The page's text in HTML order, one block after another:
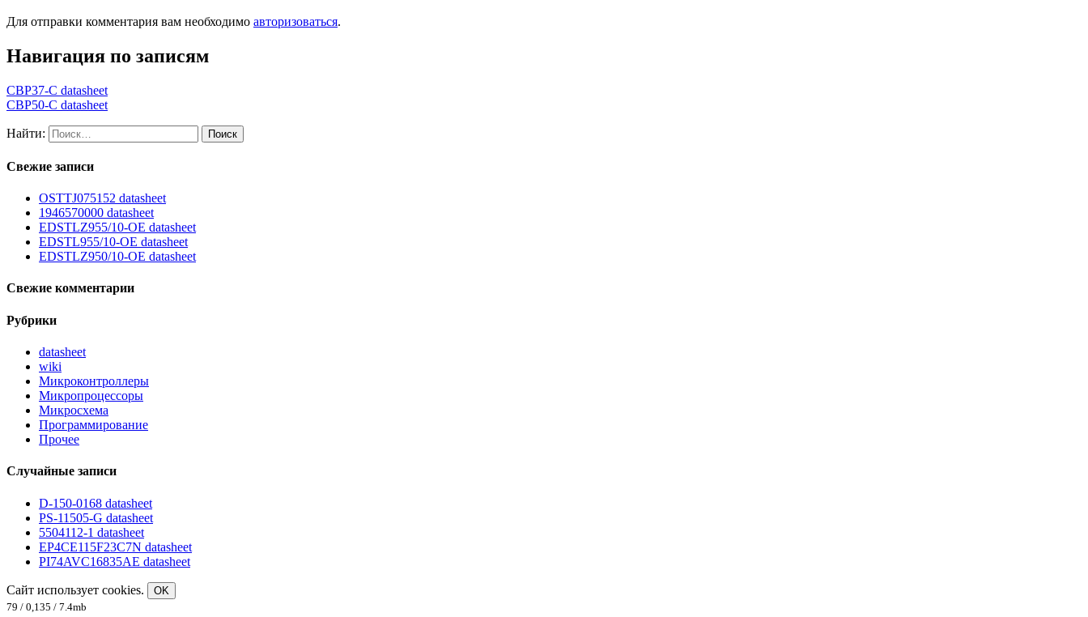
Для отправки комментария вам необходимо авторизоваться.
Навигация по записям
CBP37-C datasheet
CBP50-C datasheet
Найти:
Свежие записи
OSTTJ075152 datasheet
1946570000 datasheet
EDSTLZ955/10-OE datasheet
EDSTL955/10-OE datasheet
EDSTLZ950/10-OE datasheet
Свежие комментарии
Рубрики
datasheet
wiki
Микроконтроллеры
Микропроцессоры
Микросхема
Программирование
Прочее
Случайные записи
D-150-0168 datasheet
PS-11505-G datasheet
5504112-1 datasheet
EP4CE115F23C7N datasheet
PI74AVC16835AE datasheet
Сайт использует cookies.
OK
79 / 0,135 / 7.4mb